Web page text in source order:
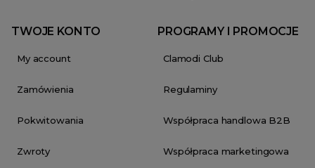
TWOJE KONTO
My account
Zamówienia
Pokwitowania
Zwroty
PROGRAMY I PROMOCJE
Clamodi Club
Regulaminy
Współpraca handlowa B2B
Współpraca marketingowa